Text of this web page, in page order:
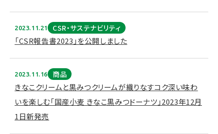
2023.11.21 CSR・サステナビリティ
「CSR報告書2023」を公開しました
2023.11.16 商品
きなこクリームと黒みつクリームが織りなすコク深い味わ
いを楽しむ「国産小麦 きなこ黒みつドーナツ」2023年12月
1日新発売